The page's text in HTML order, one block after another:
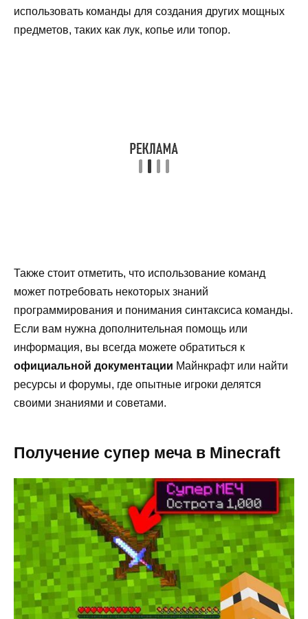
использовать команды для создания других мощных
предметов, таких как лук, копье или топор.
Также стоит отметить, что использование команд
может потребовать некоторых знаний
программирования и понимания синтаксиса команды.
Если вам нужна дополнительная помощь или
информация, вы всегда можете обратиться к
официальной документации Майнкрафт или найти
ресурсы и форумы, где опытные игроки делятся
своими знаниями и советами.
Получение супер меча в Minecraft